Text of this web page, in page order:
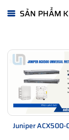
Enclosure Type
Data Link
Protocol
Routing
Remote
Management
Protocol
SẢN PHẨM
Juniper ACX500-